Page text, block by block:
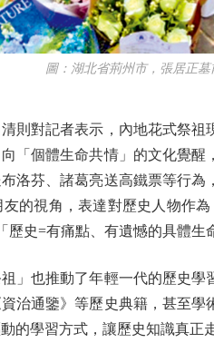
圖：湖北省荊州市，張居正墓
對記者表示，內地花式祭祖
「個體生命共情」的文化覺
洛芬、諸葛亮送高鐵票等行
的視角，表達對歷史人物作
史=有痛點、有遺憾的具體生
也推動了年輕一代的歷史學
治通鑒》等歷史典籍，甚至
的學習方式，讓歷史知識真正